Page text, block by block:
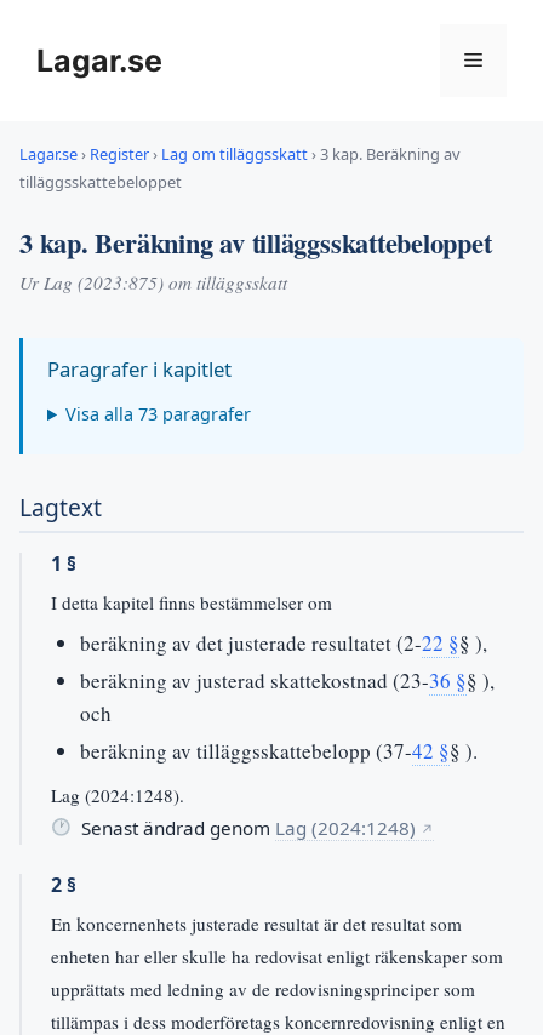
innehållLagar.se Meny
Lagar.se› Register› Lag om tilläggsskatt›3 kap. Beräkning av
tilläggsskattebeloppet
3 kap. Beräkning av tilläggsskattebeloppet
Ur Lag (2023:875) om tilläggsskatt
Paragrafer i kapitlet
Visa alla 73 paragrafer
Lagtext
1 §
I detta kapitel finns bestämmelser om
beräkning av det justerade resultatet (2-22 §§ ),
beräkning av justerad skattekostnad (23-36 §§ ),
och
beräkning av tilläggsskattebelopp (37-42 §§ ).
Lag (2024:1248).
Senast ändrad genom Lag (2024:1248) ↗
2 §
En koncernenhets justerade resultat är det resultat som
enheten har eller skulle ha redovisat enligt räkenskaper som
upprättats med ledning av de redovisningsprinciper som
tillämpas i dess moderföretags koncernredovisning enligt en